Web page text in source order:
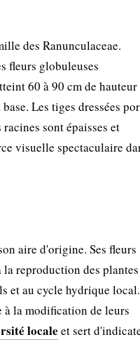
des Ranunculaceae.
fleurs globuleuses
60 à 90 cm de hauteur
Les tiges dressées
sont épaisses et
visuelle spectaculaire
aire d'origine. Ses fleurs
reproduction des plantes
et au cycle hydrique local.
à la modification de leurs
locale et sert